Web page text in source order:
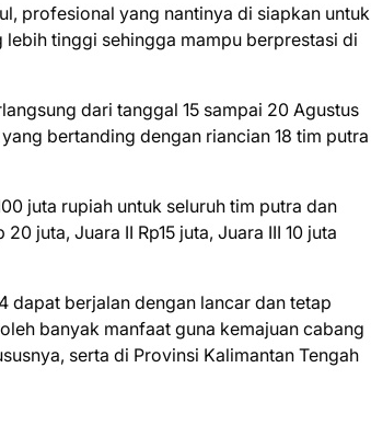
profesional yang nantinya di siapkan untuk
tinggi sehingga mampu berprestasi di
dari tanggal 15 sampai 20 Agustus
bertanding dengan riancian 18 tim putra
juta rupiah untuk seluruh tim putra dan
juta, Juara II Rp15 juta, Juara III 10 juta
dapat berjalan dengan lancar dan tetap
banyak manfaat guna kemajuan cabang
serta di Provinsi Kalimantan Tengah